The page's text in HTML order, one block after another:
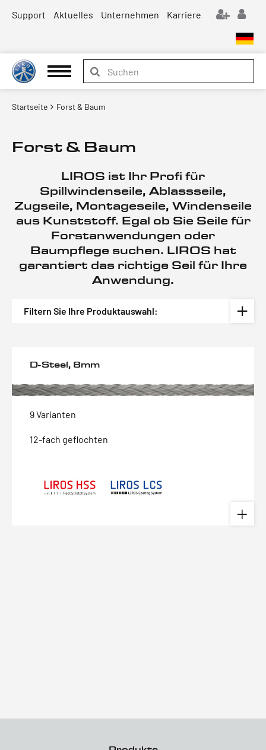
Support Aktuelles Unternehmen Karriere
Startseite Forst & Baum
Forst & Baum
LIROS ist Ihr Profi für
Spillwindenseile, Ablassseile,
Zugseile, Montageseile, Windenseile
aus Kunststoff. Egal ob Sie Seile für
Forstanwendungen oder
Baumpflege suchen. LIROS hat
garantiert das richtige Seil für Ihre
Anwendung.
Filtern Sie Ihre Produktauswahl:
D-Steel, 8mm
9 Varianten
12-fach geflochten